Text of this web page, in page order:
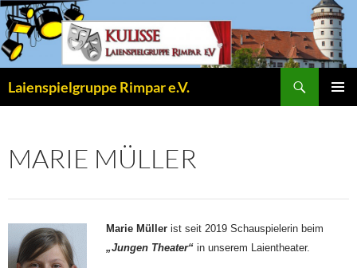
Zum
Inhalt
springen
Laienspielgruppe Rimpar e.V.
MARIE MÜLLER
Marie Müller ist seit 2019 Schauspielerin beim
„Jungen Theater“ in unserem Laientheater.